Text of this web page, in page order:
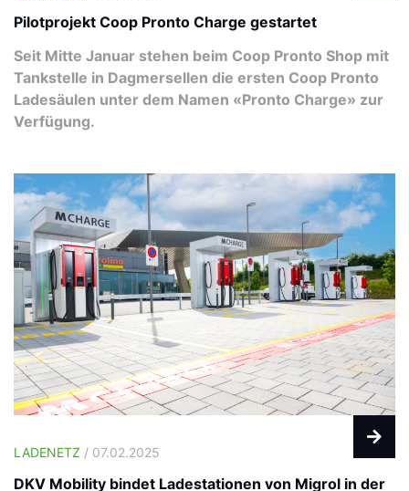
Pilotprojekt Coop Pronto Charge gestartet
Seit Mitte Januar stehen beim Coop Pronto Shop mit
Tankstelle in Dagmersellen die ersten Coop Pronto
Ladesäulen unter dem Namen «Pronto Charge» zur
Verfügung.
LADENETZ / 07.02.2025
DKV Mobility bindet Ladestationen von Migrol in der